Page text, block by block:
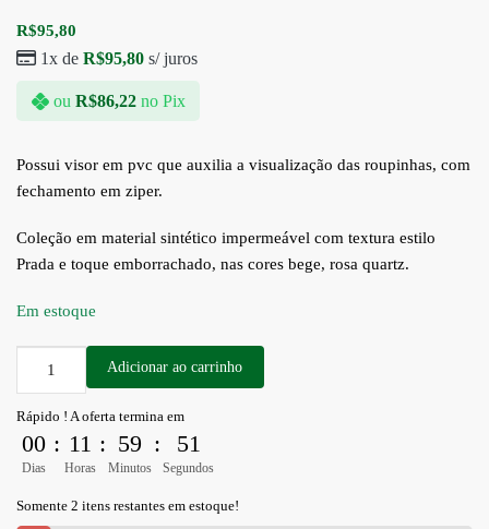
R$95,80
ou R$86,22 no Pix
1x de R$95,80 s/ juros
Possui visor em pvc que auxilia a visualização das roupinhas, com
fechamento em ziper.
Coleção em material sintético impermeável com textura estilo
Prada e toque emborrachado, nas cores bege, rosa quartz.
Em estoque
Adicionar ao carrinho
Rápido ! A oferta termina em
00
Dias
: 11
Horas
: 59
Minutos
: 51
Segundos
Somente 2 itens restantes em estoque!